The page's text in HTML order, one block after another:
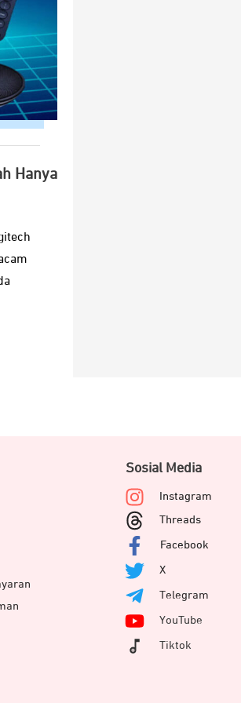
Hanya
Sosial Media
Instagram
Threads
Facebook
X
Telegram
YouTube
Tiktok